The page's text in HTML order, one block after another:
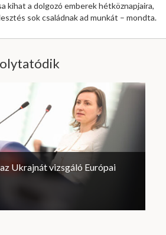
kihat a dolgozó emberek hétköznapjaira,
sok családnak ad munkát – mondta.
Ukrajnát vizsgáló Európai